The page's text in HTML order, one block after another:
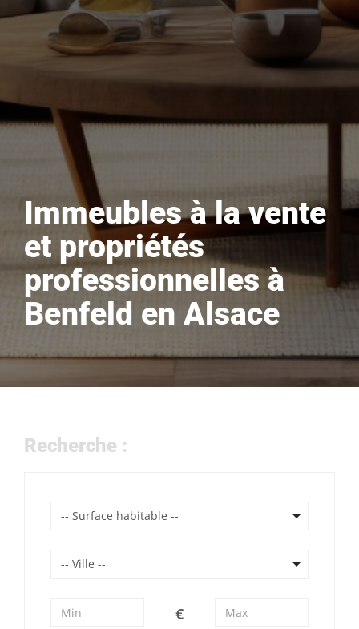
Immeubles à la vente
et propriétés
professionnelles à
Benfeld en Alsace
Recherche :
-- Surface habitable --
-- Ville --
€